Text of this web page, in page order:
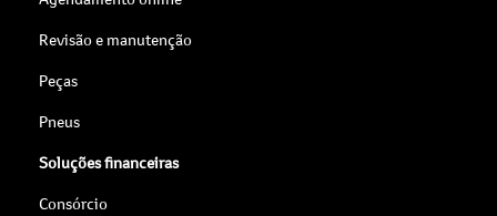
Revisão e manutenção
Peças
Pneus
Soluções financeiras
Consórcio